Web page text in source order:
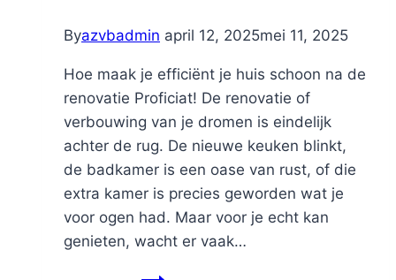
Byazvbadmin april 12, 2025mei 11, 2025
Hoe maak je efficiënt je huis schoon na de
renovatie Proficiat! De renovatie of
verbouwing van je dromen is eindelijk
achter de rug. De nieuwe keuken blinkt,
de badkamer is een oase van rust, of die
extra kamer is precies geworden wat je
voor ogen had. Maar voor je echt kan
genieten, wacht er vaak…